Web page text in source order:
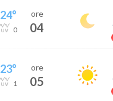
24°
0
ore
04
23°
1
ore
05